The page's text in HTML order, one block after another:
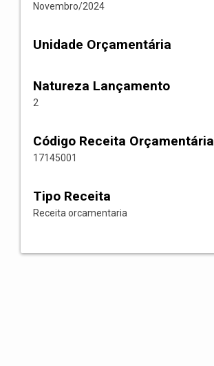
Novembro/2024
Unidade Orçamentária
Natureza Lançamento
2
Código Receita Orçamentária
17145001
Tipo Receita
Receita orcamentaria